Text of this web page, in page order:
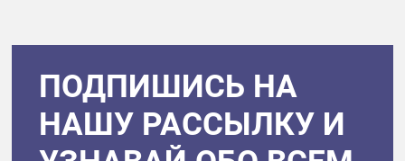
ПОДПИШИСЬ НА
НАШУ РАССЫЛКУ И